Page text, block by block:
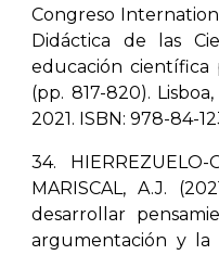
Congreso
Didáctica de las
educación científica
(pp. 817-820).
2021. ISBN: 978-84-
34.
MARISCAL, A.J.
desarrollar
argumentación y la